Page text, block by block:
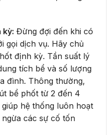
kỳ: Đừng đợi đến khi có
gọi dịch vụ. Hãy chủ
định kỳ. Tần suất lý
tích bể và số lượng
đình. Thông thường,
bể phốt từ 2 đến 4
hệ thống luôn hoạt
các sự cố tốn